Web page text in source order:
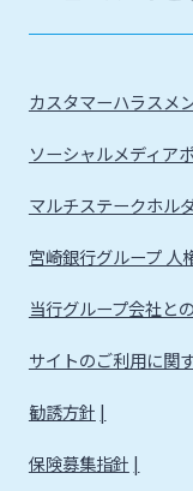
カスタマーハラスメ
ソーシャルメディア
マルチステークホル
宮崎銀行グループ 人
当行グループ会社と
サイトのご利用に関
勧誘方針
保険募集指針